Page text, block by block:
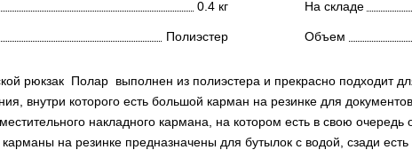
0.4 кг На складе
Полиэстер Объем
рюкзак Полар выполнен из полиэстера и прекрасно подходит
внутри которого есть большой карман на резинке для
накладного кармана, на котором есть в свою
на резинке предназначены для бутылок с водой, сзади